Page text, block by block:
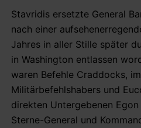
Stavridis ersetzte General
nach einer
Jahres in aller Stille später
in Washington entlassen
waren Befehle Craddocks,
Militärbefehlshabers und
direkten Untergebenen
Sterne-General und